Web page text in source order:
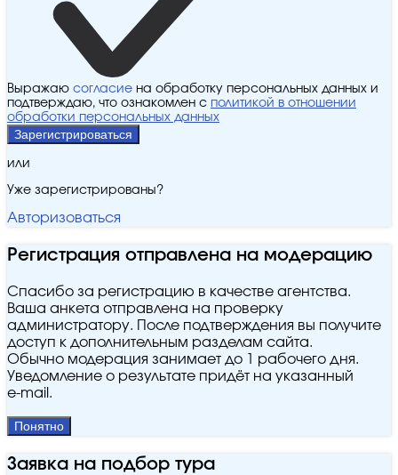
Выражаю согласие на обработку персональных данных и
подтверждаю, что ознакомлен с политикой в отношении
обработки персональных данных
Зарегистрироваться
или
Уже зарегистрированы?
Авторизоваться
Регистрация отправлена на модерацию
Спасибо за регистрацию в качестве агентства.
Ваша анкета отправлена на проверку
администратору. После подтверждения вы получите
доступ к дополнительным разделам сайта.
Обычно модерация занимает до 1 рабочего дня.
Уведомление о результате придёт на указанный
e‑mail.
Понятно
Заявка на подбор тура